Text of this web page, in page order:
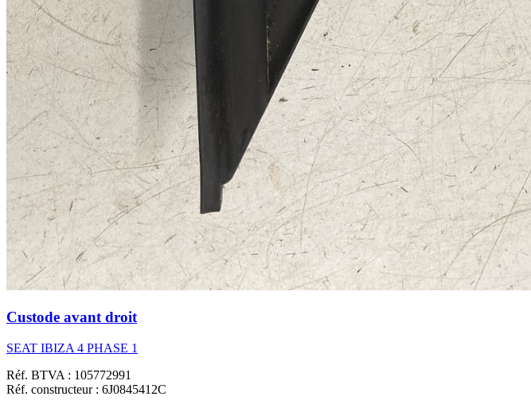
Custode avant droit
SEAT IBIZA 4 PHASE 1
Réf. BTVA : 105772991
Réf. constructeur : 6J0845412C